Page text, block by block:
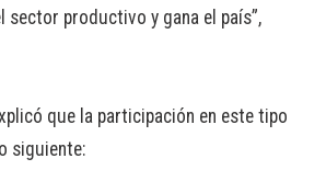
sector productivo y gana el país”,
que la participación en este tipo
siguiente: